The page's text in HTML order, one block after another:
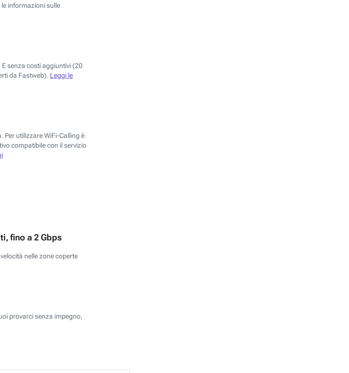
informazioni sulle
senza costi aggiuntivi (20
da Fastweb). Leggi le
Per utilizzare WiFi-Calling è
compatibile con il servizio
fino a 2 Gbps
nelle zone coperte
provarci senza impegno,